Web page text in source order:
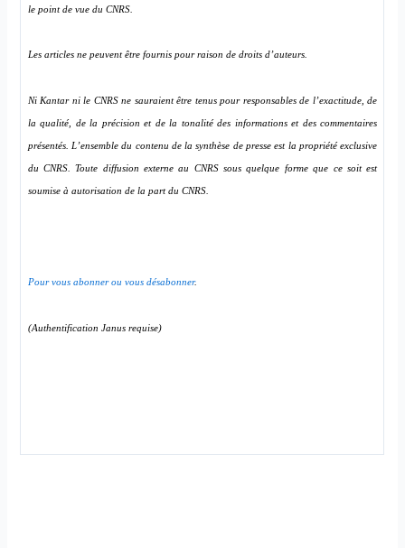
le point de vue du CNRS.
Les articles ne peuvent être fournis pour raison de droits d’auteurs.
Ni Kantar ni le CNRS ne sauraient être tenus pour responsables de l’exactitude, de
la qualité, de la précision et de la tonalité des informations et des commentaires
présentés. L’ensemble du contenu de la synthèse de presse est la propriété exclusive
du CNRS. Toute diffusion externe au CNRS sous quelque forme que ce soit est
soumise à autorisation de la part du CNRS.
Pour vous abonner ou vous désabonner.
(Authentification Janus requise)